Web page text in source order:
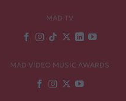
MAD TV
MAD VIDEO MUSIC AWARDS